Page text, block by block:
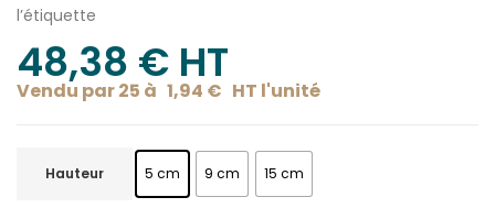
l’étiquette
48,38 € HT
Vendu par 25 à 1,94 € HT l'unité
Hauteur 5 cm 9 cm 15 cm